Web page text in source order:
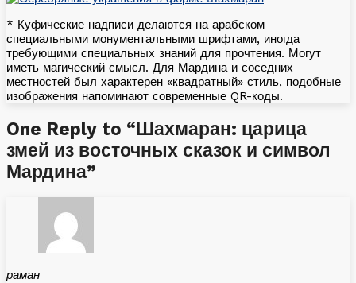
* Куфические надписи делаются на арабском
специальными монументальными шрифтами, иногда
требующими специальных знаний для прочтения. Могут
иметь магический смысл. Для Мардина и соседних
местностей был характерен «квадратный» стиль, подобные
изображения напоминают современные QR-коды.
One Reply to “Шахмаран: царица
змей из восточных сказок и символ
Мардина”
раман